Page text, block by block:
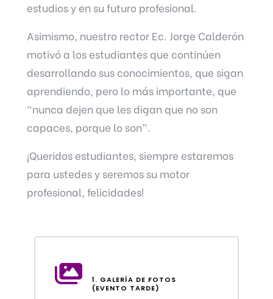
estudios y en su futuro profesional.
Asimismo, nuestro rector Ec. Jorge Calderón
motivó a los estudiantes que continúen
desarrollando sus conocimientos, que sigan
aprendiendo, pero lo más importante, que
“nunca dejen que les digan que no son
capaces, porque lo son”.
¡Queridos estudiantes, siempre estaremos
para ustedes y seremos su motor
profesional, felicidades!
1. GALERÍA DE FOTOS
(EVENTO TARDE)